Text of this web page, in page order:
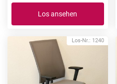
Los ansehen
Los-Nr.: 1240